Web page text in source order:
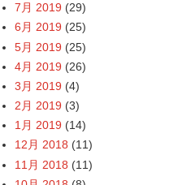
7月 2019 (29)
6月 2019 (25)
5月 2019 (25)
4月 2019 (26)
3月 2019 (4)
2月 2019 (3)
1月 2019 (14)
12月 2018 (11)
11月 2018 (11)